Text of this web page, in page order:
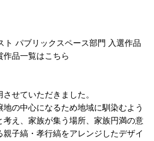
ト パブリックスペース部門 入選作品
品一覧はこちら
せていただきました。
の中心になるため地域に馴染むよう
え、家族が集う場所、家族円満の意
子縞・孝行縞をアレンジしたデザイ